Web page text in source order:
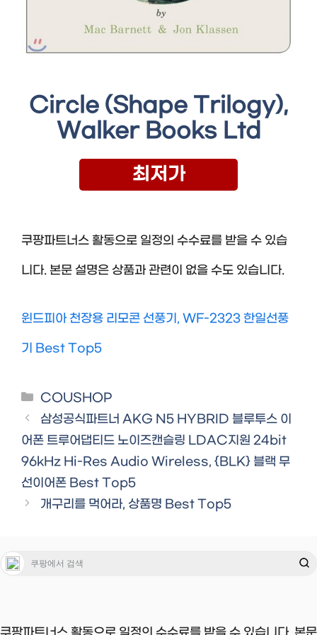
Circle (Shape Trilogy),
Walker Books Ltd
최저가
쿠팡파트너스 활동으로 일정의 수수료를 받을 수 있습
니다. 본문 설명은 상품과 관련이 없을 수도 있습니다.
윈드피아 천장용 리모콘 선풍기, WF-2323 한일선풍
기 Best Top5
Categories
COUSHOP
삼성공식파트너 AKG N5 HYBRID 블루투스 이
어폰 트루어댑티드 노이즈캔슬링 LDAC지원 24bit
96kHz Hi-Res Audio Wireless, {BLK} 블랙 무
선이어폰 Best Top5
개구리를 먹어라, 상품명 Best Top5